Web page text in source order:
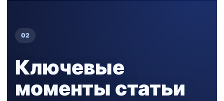
02
Ключевые
моменты статьи